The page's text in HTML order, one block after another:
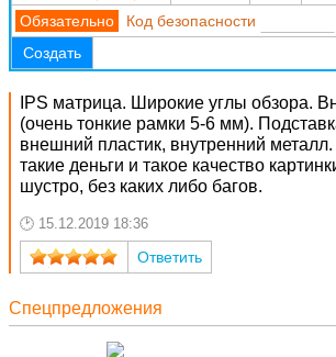
Код безопасности
Создать
IPS матрица. Широкие углы обзора.
(очень тонкие рамки 5-6 мм).
внешний пластик, внутренний
такие деньги и такое качество
шустро, без каких либо багов.
15.12.2019 18:36
Ответить
Спецпредложения